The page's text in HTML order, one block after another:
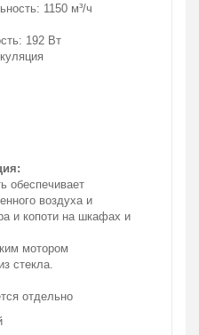
1150 м³/ч
192 Вт
обеспечивает
воздуха и
и копоти на шкафах и
мотором
стекла.
отдельно